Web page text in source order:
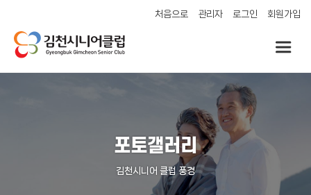
처음으로 관리자 로그인 회원가입
포토갤러리
김천시니어 클럽 풍경